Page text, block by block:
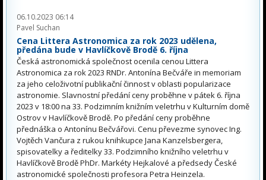
06.10.2023 06:14
Pavel Suchan
Cena Littera Astronomica za rok 2023 udělena,
předána bude v Havlíčkově Brodě 6. října
Česká astronomická společnost ocenila cenou Littera
Astronomica za rok 2023 RNDr. Antonína Bečváře in memoriam
za jeho celoživotní publikační činnost v oblasti popularizace
astronomie. Slavnostní předání ceny proběhne v pátek 6. října
2023 v 18:00 na 33. Podzimním knižním veletrhu v Kulturním domě
Ostrov v Havlíčkově Brodě. Po předání ceny proběhne
přednáška o Antonínu Bečvářovi. Cenu převezme synovec Ing.
Vojtěch Vančura z rukou knihkupce Jana Kanzelsbergera,
spisovatelky a ředitelky 33. Podzimního knižního veletrhu v
Havlíčkově Brodě PhDr. Markéty Hejkalové a předsedy České
astronomické společnosti profesora Petra Heinzela.